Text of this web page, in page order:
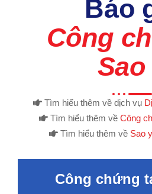
Báo
Công
Tìm hiểu thêm về dịch vụ
Tìm hiểu thêm về Công
Tìm hiểu thêm về Sao
Công chứng